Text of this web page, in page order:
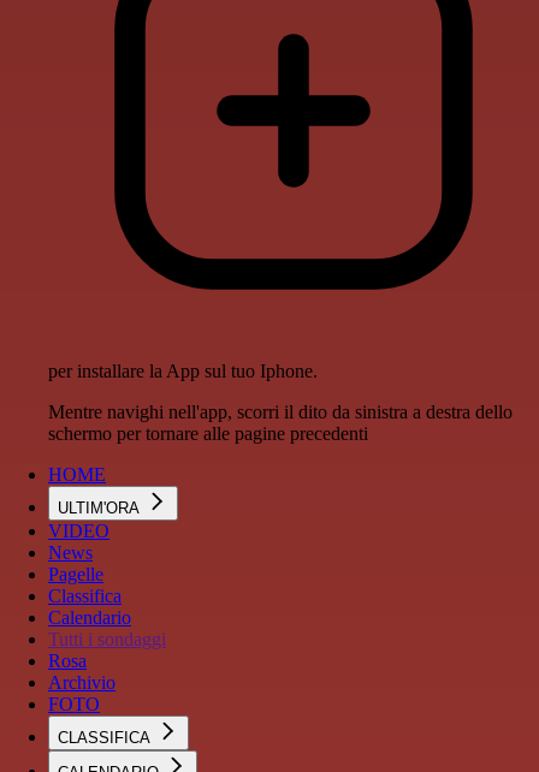
per installare la App sul tuo Iphone.
Mentre navighi nell'app, scorri il dito da sinistra a destra dello
schermo per tornare alle pagine precedenti
HOME
ULTIM'ORA
VIDEO
News
Pagelle
Classifica
Calendario
Tutti i sondaggi
Rosa
Archivio
FOTO
CLASSIFICA